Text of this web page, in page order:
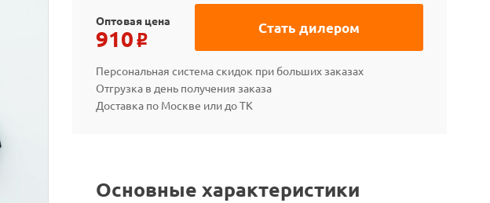
Стать дилером
Оптовая цена
910 o
Персональная система скидок при больших заказах
Отгрузка в день получения заказа
Доставка по Москве или до ТК
Основные характеристики